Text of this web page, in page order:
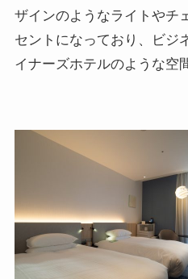
ザインのようなライトやチ
セントになっており、ビジ
イナーズホテルのような空